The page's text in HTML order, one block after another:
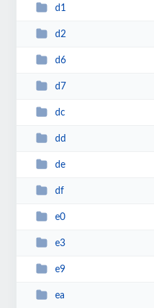
d1
d2
d6
d7
dc
dd
de
df
e0
e3
e9
ea